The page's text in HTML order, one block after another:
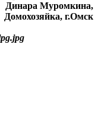
Динара Муромкина,
Домохозяйка, г.Омск